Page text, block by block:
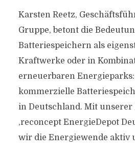
Karsten Reetz,
Gruppe, betont die
Batteriespeichern als
Kraftwerke oder in
erneuerbaren
kommerzielle
in Deutschland. Mit
‚reconcept EnergieDepot
wir die Energiewende aktiv